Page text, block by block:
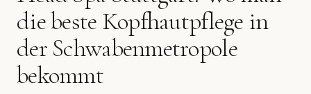
die beste Kopfhautpflege in
der Schwabenmetropole
bekommt